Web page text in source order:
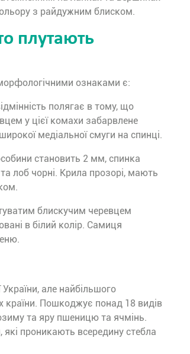
з райдужним блиском.
плутають
ознаками є:
полягає в тому, що
у цієї комахи забарвлене
медіальної смуги на спинці.
становить 2 мм, спинка
лоб чорні. Крила прозорі, мають
блискучим черевцем
в білий колір. Самиця
але найбільшого
країни. Пошкоджує понад 18 видів
та яру пшеницю та ячмінь.
проникають всередину стебла